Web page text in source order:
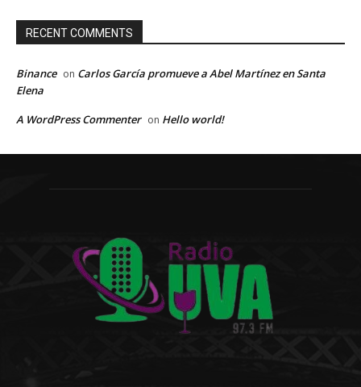
RECENT COMMENTS
Binance on Carlos García promueve a Abel Martínez en Santa
Elena
A WordPress Commenter on Hello world!